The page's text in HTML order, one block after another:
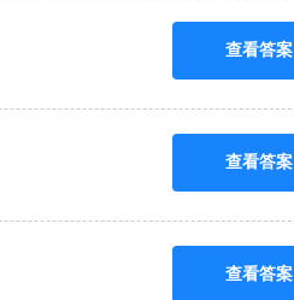
查看答案
查看答案
查看答案